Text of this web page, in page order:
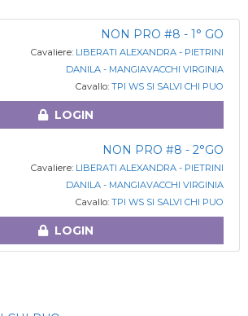
NON PRO #8 - 1° GO
Cavaliere: LIBERATI ALEXANDRA - PIETRINI
DANILA - MANGIAVACCHI VIRGINIA
Cavallo: TPI WS SI SALVI CHI PUO
LOGIN
NON PRO #8 - 2°GO
Cavaliere: LIBERATI ALEXANDRA - PIETRINI
DANILA - MANGIAVACCHI VIRGINIA
Cavallo: TPI WS SI SALVI CHI PUO
LOGIN